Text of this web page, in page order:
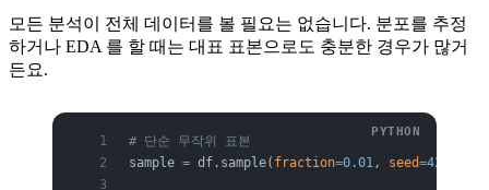
모든 분석이 전체 데이터를 볼 필요는 없습니다. 분포를 추정
하거나 EDA 를 할 때는 대표 표본으로도 충분한 경우가 많거
든요.
# 단순 무작위 표본
sample = df.sample( fraction=0.01 , seed=42